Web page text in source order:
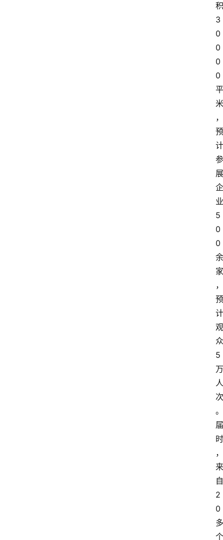
积
3
0
0
0
0
平
米
，
预
计
参
展
企
业
5
0
0
余
家
，
预
计
观
众
5
万
人
次
。
届
时
，
来
自
2
0
多
个